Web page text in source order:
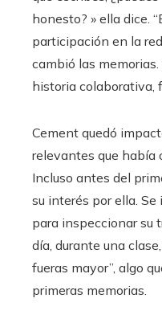
honesto? » ella dice.
participación en la
cambió las
historia colaborativa,
Cement quedó
relevantes que había
Incluso antes del
su interés por ella.
para inspeccionar su
día, durante una
fueras mayor”, algo
primeras memorias.